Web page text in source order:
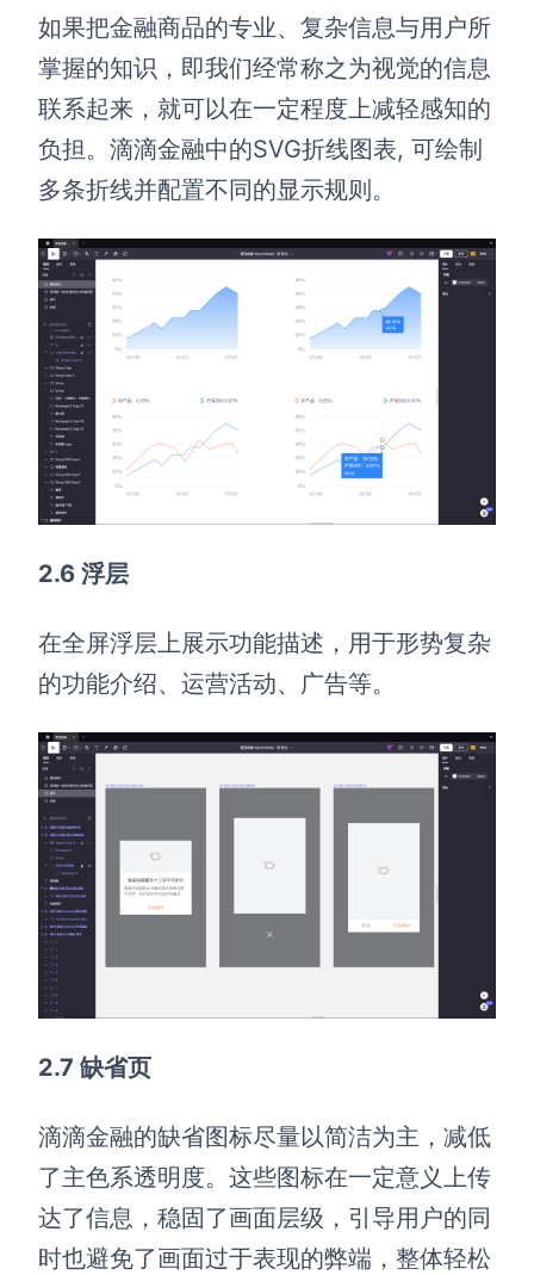
如果把金融商品的专业、复杂信息与用户所
掌握的知识，即我们经常称之为视觉的信息
联系起来，就可以在一定程度上减轻感知的
负担。滴滴金融中的SVG折线图表, 可绘制
多条折线并配置不同的显示规则。
2.6 浮层
在全屏浮层上展示功能描述，用于形势复杂
的功能介绍、运营活动、广告等。
2.7 缺省页
滴滴金融的缺省图标尽量以简洁为主，减低
了主色系透明度。这些图标在一定意义上传
达了信息，稳固了画面层级，引导用户的同
时也避免了画面过于表现的弊端，整体轻松